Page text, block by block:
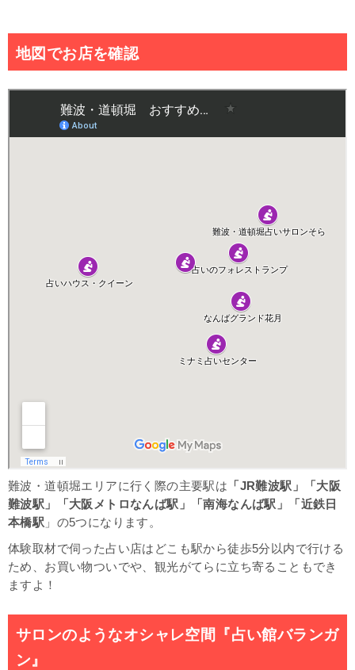
まとめ
地図でお店を確認
難波・道頓堀エリアに行く際の主要駅は 「JR難波駅」「大阪
難波駅」「大阪メトロなんば駅」「南海なんば駅」「近鉄日
本橋駅 」の5つになります。
体験取材で伺った占い店はどこも駅から徒歩5分以内で行ける
ため、お買い物ついでや、観光がてらに立ち寄ることもでき
ますよ！
サロンのようなオシャレ空間『占い館バランガ
ン』